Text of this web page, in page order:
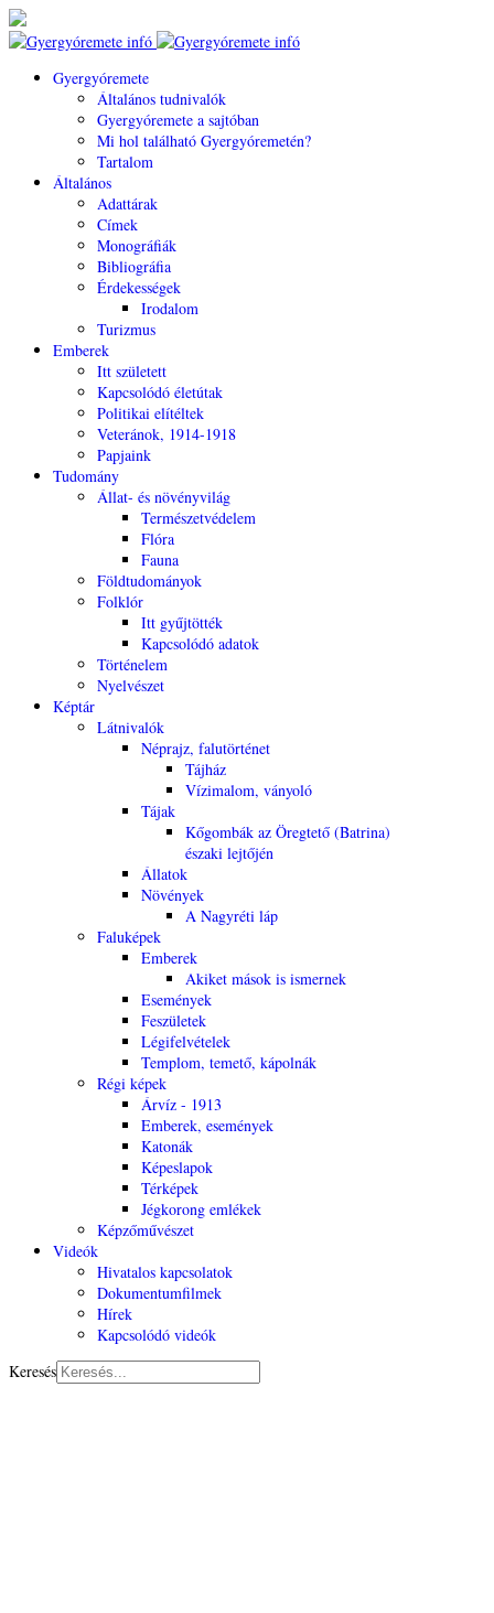
Gyergyóremete
Általános tudnivalók
Gyergyóremete a sajtóban
Mi hol található Gyergyóremetén?
Tartalom
Általános
Adattárak
Címek
Monográfiák
Bibliográfia
Érdekességek
Irodalom
Turizmus
Emberek
Itt született
Kapcsolódó életútak
Politikai elítéltek
Veteránok, 1914-1918
Papjaink
Tudomány
Állat- és növényvilág
Természetvédelem
Flóra
Fauna
Földtudományok
Folklór
Itt gyűjtötték
Kapcsolódó adatok
Történelem
Nyelvészet
Képtár
Látnivalók
Néprajz, falutörténet
Tájház
Vízimalom, ványoló
Tájak
Kőgombák az Öregtető (Batrina)
északi lejtőjén
Állatok
Növények
A Nagyréti láp
Faluképek
Emberek
Akiket mások is ismernek
Események
Feszületek
Légifelvételek
Templom, temető, kápolnák
Régi képek
Árvíz - 1913
Emberek, események
Katonák
Képeslapok
Térképek
Jégkorong emlékek
Képzőművészet
Videók
Hivatalos kapcsolatok
Dokumentumfilmek
Hírek
Kapcsolódó videók
Keresés